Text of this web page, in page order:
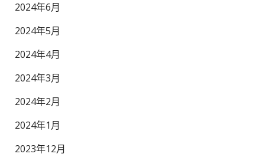
2024年6月
2024年5月
2024年4月
2024年3月
2024年2月
2024年1月
2023年12月